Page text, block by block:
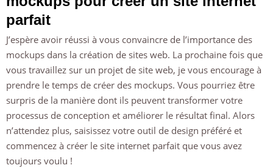
parfait
J’espère avoir réussi à vous convaincre de l’importance des
mockups dans la création de sites web. La prochaine fois que
vous travaillez sur un projet de site web, je vous encourage à
prendre le temps de créer des mockups. Vous pourriez être
surpris de la manière dont ils peuvent transformer votre
processus de conception et améliorer le résultat final. Alors
n’attendez plus, saisissez votre outil de design préféré et
commencez à créer le site internet parfait que vous avez
toujours voulu !